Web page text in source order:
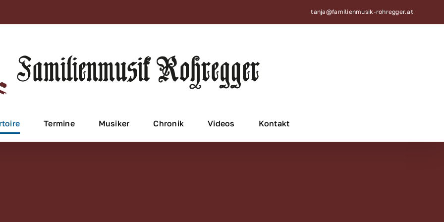
tanja@familienmusik-rohregger.at
Termine Musiker Chronik Videos Kontakt